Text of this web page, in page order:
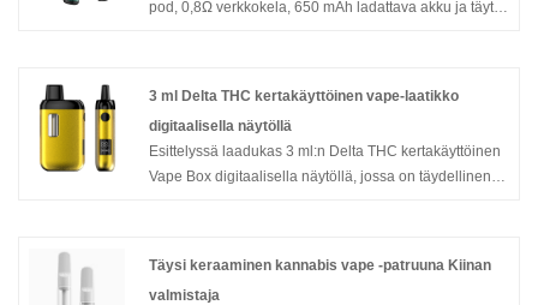
pod, 0,8Ω verkkokela, 650 mAh ladattava akku ja täytä
3 ml Delta THC kertakäyttöinen vape-laatikko
digitaalisella näytöllä
Esittelyssä laadukas 3 ml:n Delta THC kertakäyttöinen
Vape Box digitaalisella näytöllä, jossa on täydellinen
höyrytyskokemuksen.
Täysi keraaminen kannabis vape -patruuna Kiinan
valmistaja